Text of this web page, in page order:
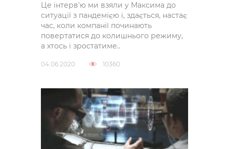
Це інтерв'ю ми взяли у Максима до
ситуації з пандемією і, здається, настає
час, коли компанії починають
повертатися до колишнього режиму,
а хтось і зростатиме..
04.06.2020 10360